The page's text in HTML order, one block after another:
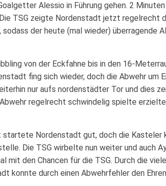
Alessio in Führung gehen. 2
TSG zeigte Nordenstadt jetzt regelrecht
sodass der heute (mal wieder) überragende
von der Eckfahne bis in den 16-
fing sich wieder, doch die Abwehr um
nur aufs nordenstädter Tor und dies
regelrecht schwindelig spielte
startete Nordenstadt gut, doch die Kasteler
Die TSG wirbelte nun weiter und auch
mit den Chancen für die TSG. Durch die
konnte durch einen Abwehrfehler den